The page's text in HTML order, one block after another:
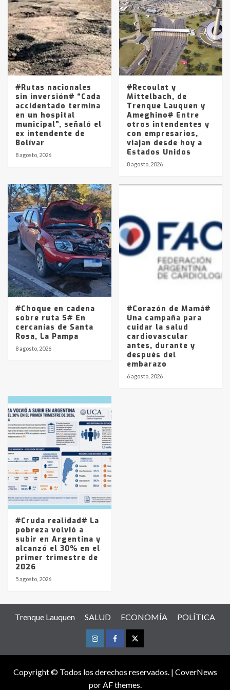
4
joven de Trenque Lauquen
5
Los precios de los combustibles en
La Pampa, desde YPF hasta Axion
entre 857 a 1338 pesos
#Rutas nacionales
sin inversión# “Cada
accidentado termina
en un hospital
municipal”, señaló el
ex intendente de
Bolívar
8 agosto, 2026
#Recoulat y
Mittelbach, de
Trenque Lauquen y
Ameghino# Entre
otros intendentes y
con empresarios,
viajan desde hoy a
Estados Unidos
8 agosto, 2026
#Choque en cadena
sobre ruta 5# En
cercanías de Santa
Rosa, La Pampa
8 agosto, 2026
#Corazón de Mamá#
Una campaña para
cuidar la salud
cardiovascular
antes, durante y
después del
embarazo
6 agosto, 2026
#Cruda realidad# La
pobreza volvió a
subir en Argentina y
alcanzó el 30% en el
primer trimestre de
2026
5 agosto, 2026
Trenque Lauquen SALUD ECONOMÍA POLÍTICA
InstagramFacebookTwitter
Copyright © Todos los derechos reservados. | CoverNews
por AF themes.